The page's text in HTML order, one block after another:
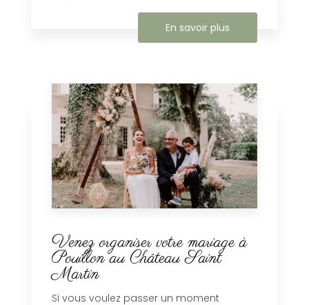
En savoir plus
Venez organiser votre mariage à
Pouillon au Château Saint
Martin
Si vous voulez passer un moment